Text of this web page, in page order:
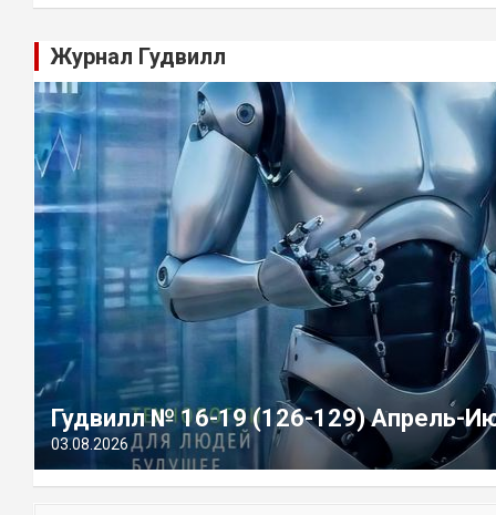
Журнал Гудвилл
Гудвилл № 16-19 (126-129) Апрель-
03.08.2026